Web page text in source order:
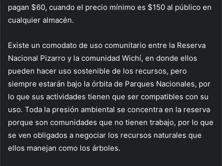
pagan $60, cuando el precio mínimo es $150 al público en
cualquier almacén.
Existe un comodato de uso comunitario entre la Reserva
Nacional Pizarro y la comunidad Wichí, en donde ellos
pueden hacer uso sostenible de los recursos, pero
siempre estarán bajo la órbita de Parques Nacionales, por
lo que sus actividades tienen que ser compatibles con su
uso. Toda la presión ambiental se concentra en la reserva
porque son comunidades que no tienen trabajo, por lo que
se ven obligados a negociar los recursos naturales que
ellos manejan como los árboles.